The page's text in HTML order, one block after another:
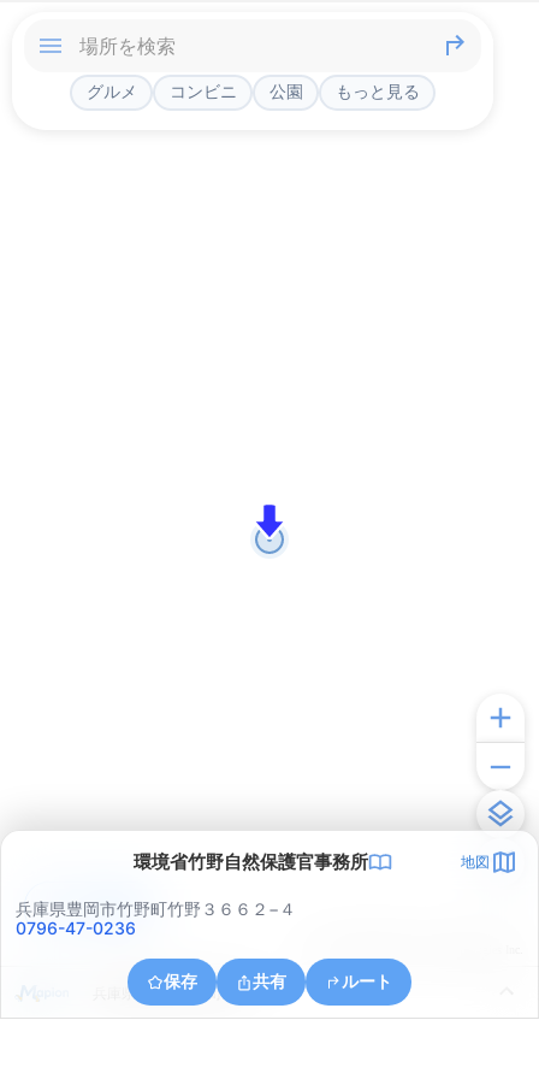
グルメ コンビニ 公園 もっと見る
環境省竹野自然保護官事務所 地図
兵庫県豊岡市竹野町竹野３６６２−４
0796-47-0236
保存 共有 ルート
兵庫県豊岡市竹野町宇日
アプリで見る